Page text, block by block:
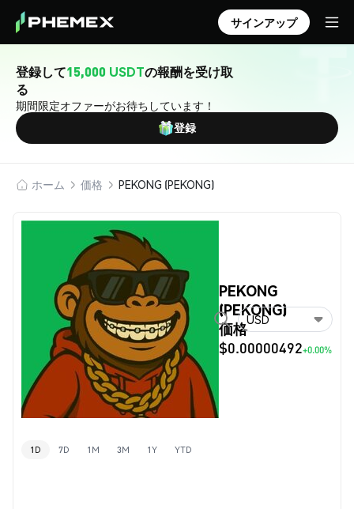
サインアップ
登録して15,000 USDTの報酬を受け取
る
期間限定オファーがお待ちしています！
登録
ホーム 価格 PEKONG (PEKONG)
PEKONG
(PEKONG)
価格
$0.00000492+0.00%
USD
1D 7D 1M 3M 1Y YTD